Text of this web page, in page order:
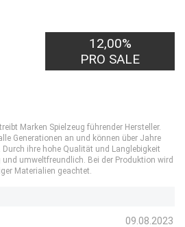
12,00%
PRO SALE
Marken Spielzeug führender Hersteller.
Generationen an und können über Jahre
Durch ihre hohe Qualität und Langlebigkeit
umweltfreundlich. Bei der Produktion wird
Materialien geachtet.
09.08.2023